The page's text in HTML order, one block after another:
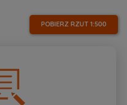
POBIERZ RZUT 1:500